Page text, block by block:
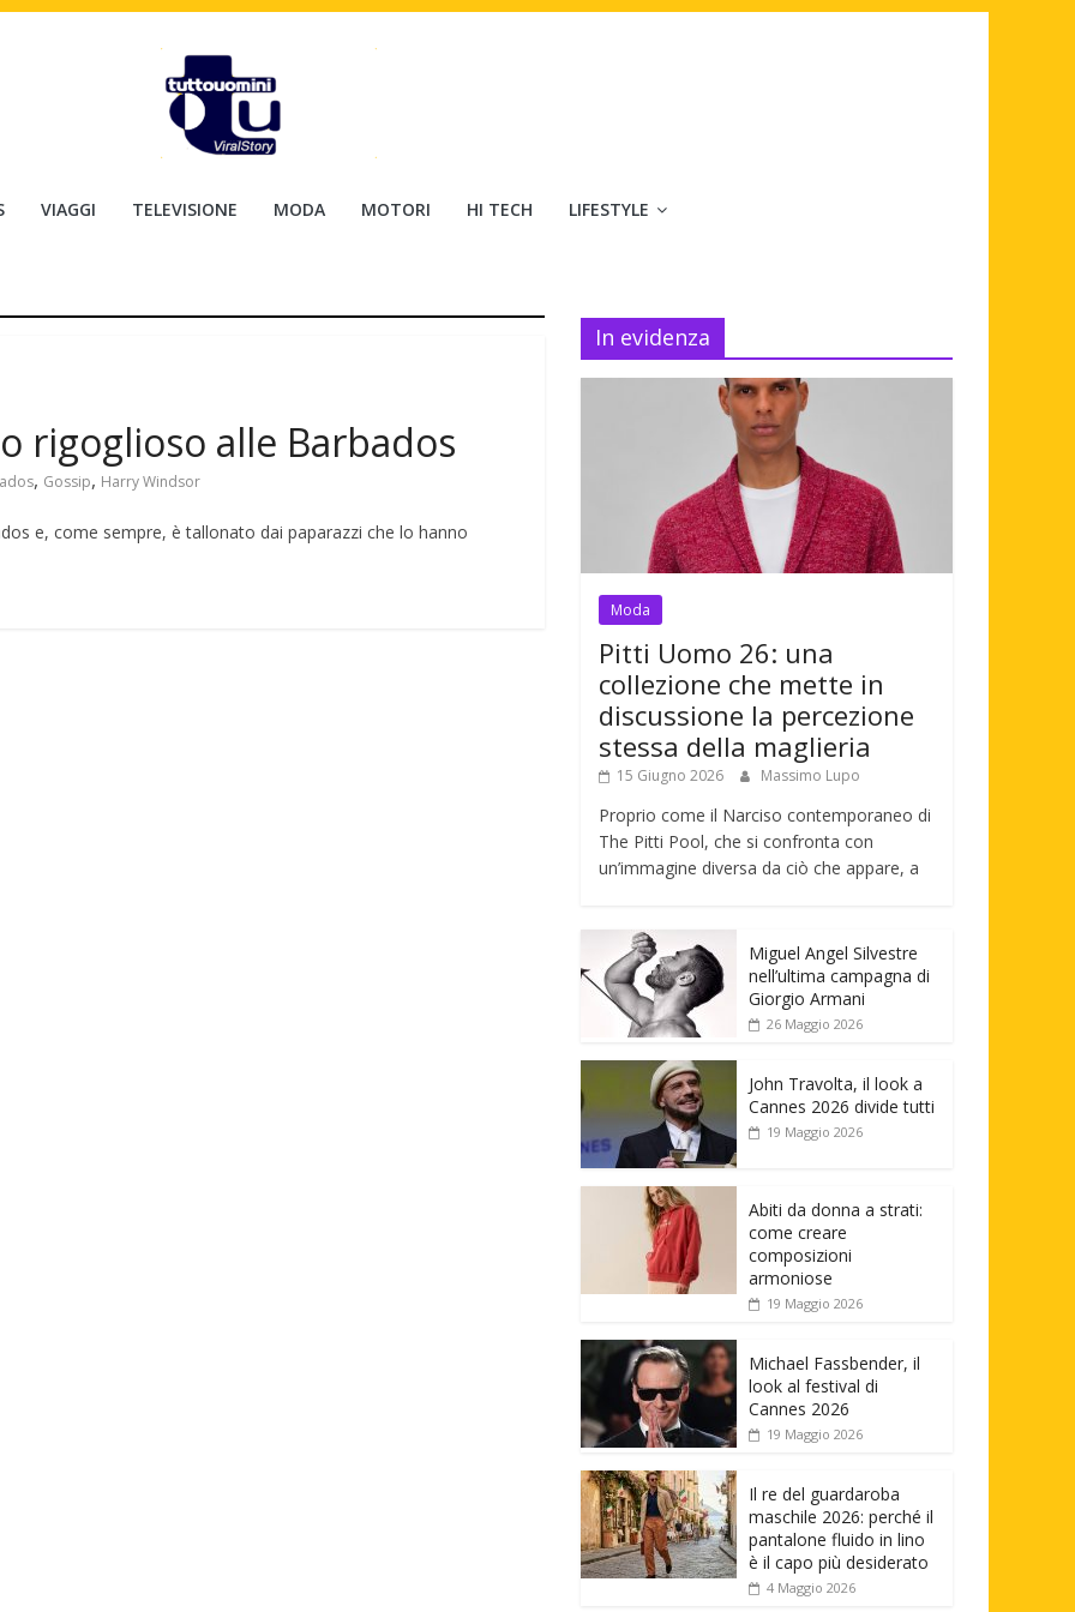
VIAGGI TELEVISIONE MODA MOTORI HI TECH LIFESTYLE
rigoglioso alle Barbados
, Gossip, Harry Windsor
e, come sempre, è tallonato dai paparazzi che lo hanno
In evidenza
Moda
Pitti Uomo 26: una
collezione che mette in
discussione la percezione
stessa della maglieria
15 Giugno 2026 Massimo Lupo
Proprio come il Narciso contemporaneo di
The Pitti Pool, che si confronta con
un’immagine diversa da ciò che appare, a
Miguel Angel Silvestre
nell’ultima campagna di
Giorgio Armani
26 Maggio 2026
John Travolta, il look a
Cannes 2026 divide tutti
19 Maggio 2026
Abiti da donna a strati:
come creare
composizioni
armoniose
19 Maggio 2026
Michael Fassbender, il
look al festival di
Cannes 2026
19 Maggio 2026
Il re del guardaroba
maschile 2026: perché il
pantalone fluido in lino
è il capo più desiderato
4 Maggio 2026